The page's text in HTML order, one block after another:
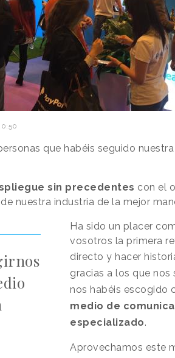
que habéis seguido
sin precedentes con el
nuestra industria de la mejor
Ha sido un placer
vosotros la primera
directo y hacer
gracias a los que nos
nos habéis escogido
medio de
especializado.
Aprovechamos este